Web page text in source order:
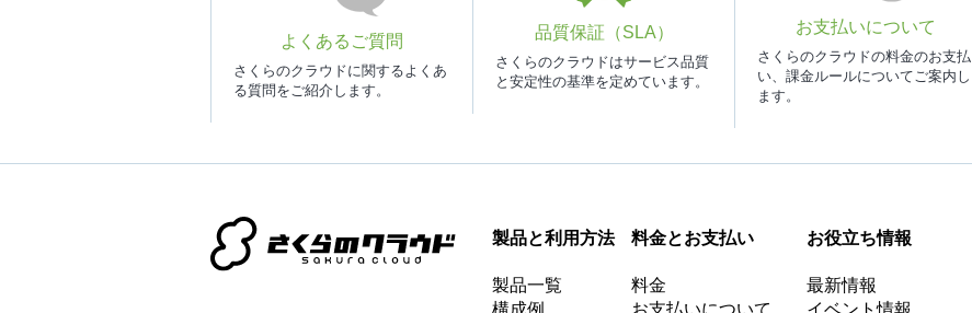
よくあるご質問
さくらのクラウドに関するよくあ
る質問をご紹介します。
品質保証（SLA）
さくらのクラウドはサービス品質
と安定性の基準を定めています。
お支払いについて
さくらのクラウドの料金のお支払
い、課金ルールについてご案内し
ます。
製品と利用方法
製品一覧
構成例
料金とお支払い
料金
お支払いについて
お役立ち情報
最新情報
イベント情報